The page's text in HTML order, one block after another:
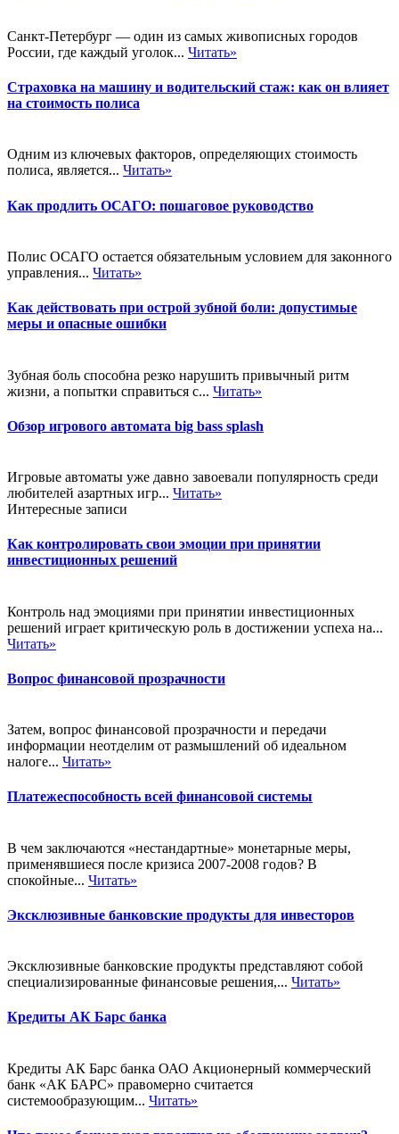
Санкт-Петербург — один из самых живописных городов
России, где каждый уголок... Читать»
Страховка на машину и водительский стаж: как он влияет
на стоимость полиса
Одним из ключевых факторов, определяющих стоимость
полиса, является... Читать»
Как продлить ОСАГО: пошаговое руководство
Полис ОСАГО остается обязательным условием для законного
управления... Читать»
Как действовать при острой зубной боли: допустимые
меры и опасные ошибки
Зубная боль способна резко нарушить привычный ритм
жизни, а попытки справиться с... Читать»
Обзор игрового автомата big bass splash
Игровые автоматы уже давно завоевали популярность среди
любителей азартных игр... Читать»
Интересные записи
Как контролировать свои эмоции при принятии
инвестиционных решений
Контроль над эмоциями при принятии инвестиционных
решений играет критическую роль в достижении успеха на...
Читать»
Вопрос финансовой прозрачности
Затем, вопрос финансовой прозрачности и передачи
информации неотделим от размышлений об идеальном
налоге... Читать»
Платежеспособность всей финансовой системы
В чем заключаются «нестандартные» монетарные меры,
применявшиеся после кризиса 2007-2008 годов? В
спокойные... Читать»
Эксклюзивные банковские продукты для инвесторов
Эксклюзивные банковские продукты представляют собой
специализированные финансовые решения,... Читать»
Кредиты АК Барс банка
Кредиты АК Барс банка ОАО Акционерный коммерческий
банк «АК БАРС» правомерно считается
системообразующим... Читать»